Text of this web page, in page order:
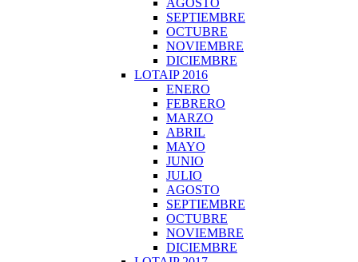
AGOSTO
SEPTIEMBRE
OCTUBRE
NOVIEMBRE
DICIEMBRE
LOTAIP 2016
ENERO
FEBRERO
MARZO
ABRIL
MAYO
JUNIO
JULIO
AGOSTO
SEPTIEMBRE
OCTUBRE
NOVIEMBRE
DICIEMBRE